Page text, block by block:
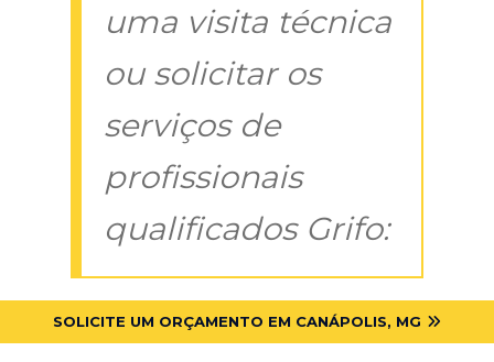
uma visita técnica
ou solicitar os
serviços de
profissionais
qualificados Grifo:
SOLICITE UM ORÇAMENTO EM CANÁPOLIS, MG